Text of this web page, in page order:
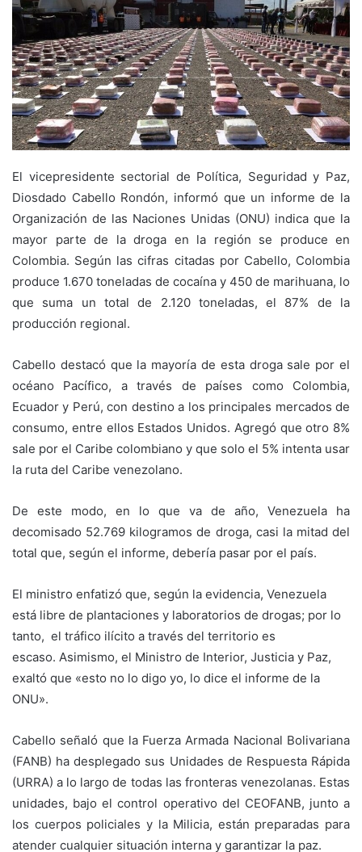
El vicepresidente sectorial de Política, Seguridad y Paz,
Diosdado Cabello Rondón, informó que un informe de la
Organización de las Naciones Unidas (ONU) indica que la
mayor parte de la droga en la región se produce en
Colombia. Según las cifras citadas por Cabello, Colombia
produce 1.670 toneladas de cocaína y 450 de marihuana, lo
que suma un total de 2.120 toneladas, el 87% de la
producción regional.
Cabello destacó que la mayoría de esta droga sale por el
océano Pacífico, a través de países como Colombia,
Ecuador y Perú, con destino a los principales mercados de
consumo, entre ellos Estados Unidos. Agregó que otro 8%
sale por el Caribe colombiano y que solo el 5% intenta usar
la ruta del Caribe venezolano.
De este modo, en lo que va de año, Venezuela ha
decomisado 52.769 kilogramos de droga, casi la mitad del
total que, según el informe, debería pasar por el país.
El ministro enfatizó que, según la evidencia, Venezuela
está libre de plantaciones y laboratorios de drogas; por lo
tanto, el tráfico ilícito a través del territorio es
escaso. Asimismo, el Ministro de Interior, Justicia y Paz,
exaltó que «esto no lo digo yo, lo dice el informe de la
ONU».
Cabello señaló que la Fuerza Armada Nacional Bolivariana
(FANB) ha desplegado sus Unidades de Respuesta Rápida
(URRA) a lo largo de todas las fronteras venezolanas. Estas
unidades, bajo el control operativo del CEOFANB, junto a
los cuerpos policiales y la Milicia, están preparadas para
atender cualquier situación interna y garantizar la paz.